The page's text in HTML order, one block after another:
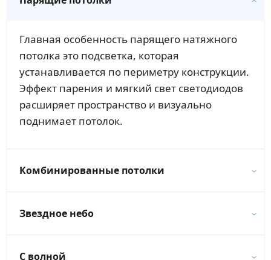
Главная особенность парящего натяжного
потолка это подсветка, которая
устанавливается по периметру конструкции.
Эффект парения и мягкий свет светодиодов
расширяет пространство и визуально
поднимает потолок.
Комбинированные потолки
Звездное небо
С волной